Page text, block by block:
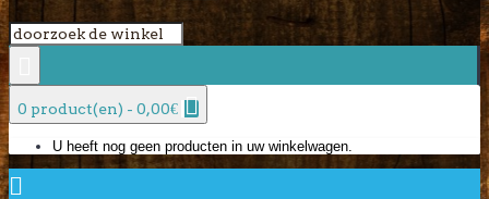
0 product(en) - 0,00€
U heeft nog geen producten in uw winkelwagen.